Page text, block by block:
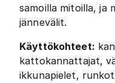
samoilla mitoilla, ja
jännevälit.
Käyttökohteet:
kattokannattajat,
ikkunapielet,